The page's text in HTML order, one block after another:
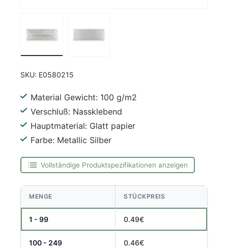
SKU: E0580215
Material Gewicht: 100 g/m2
Verschluß: Nassklebend
Hauptmaterial: Glatt papier
Farbe: Metallic Silber
Vollständige Produktspezifikationen anzeigen
MENGE STÜCKPREIS
1 - 99 0.49€
100 - 249 0.46€